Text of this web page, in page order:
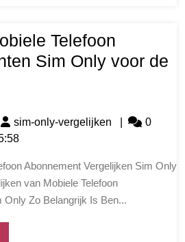
Telefoon
Sim Only voor de
sim-only-vergelijken
0
van Mobiele Telefoon
Only Zo Belangrijk Is Ben...